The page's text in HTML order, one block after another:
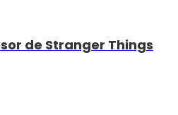
de Stranger Things